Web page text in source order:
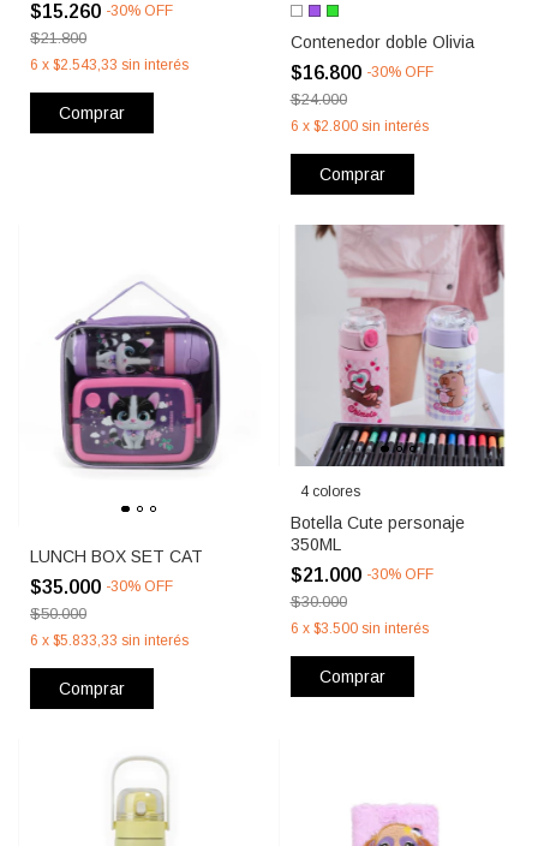
$15.260 -30% OFF
$21.800
6 x $2.543,33 sin interés
Comprar
Contenedor doble Olivia
$16.800 -30% OFF
$24.000
6 x $2.800 sin interés
Comprar
LUNCH BOX SET CAT
$35.000 -30% OFF
$50.000
6 x $5.833,33 sin interés
Comprar
4 colores
Botella Cute personaje
350ML
$21.000 -30% OFF
$30.000
6 x $3.500 sin interés
Comprar